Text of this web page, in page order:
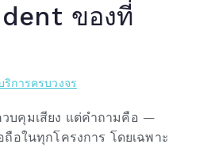
ของที่
ริการครบวงจร
วบคุมเสียง แต่คำถามคือ —
อในทุกโครงการ โดยเฉพาะ